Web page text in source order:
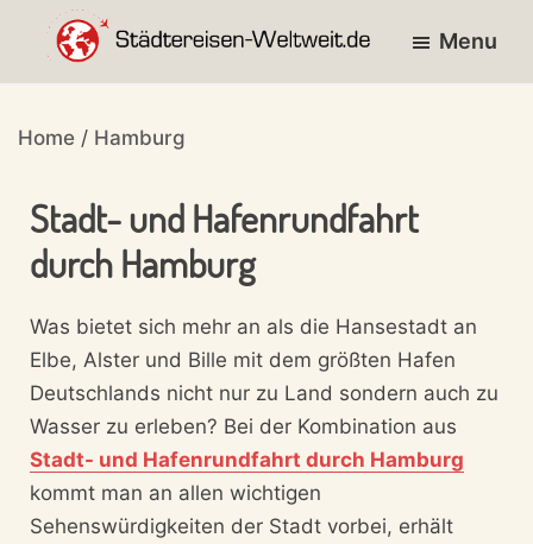
primary
main
footer
WELTWEIT.DE
entdecke
Städte
Welt!
Menu
Home / Hamburg
Stadt- und Hafenrundfahrt
durch Hamburg
Was bietet sich mehr an als die Hansestadt an
Elbe, Alster und Bille mit dem größten Hafen
Deutschlands nicht nur zu Land sondern auch zu
Wasser zu erleben? Bei der Kombination aus
Stadt- und Hafenrundfahrt durch Hamburg
kommt man an allen wichtigen
Sehenswürdigkeiten der Stadt vorbei, erhält